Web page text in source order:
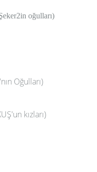
oğulları)
Oğulları)
kızları)